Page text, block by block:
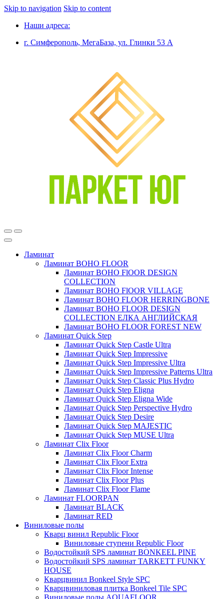
Skip to navigation Skip to content
Наши адреса:
г. Симферополь, МегаБаза, ул. Глинки 53 А
Ламинат
Ламинат BOHO FLOOR
Ламинат BOHO FlOOR DESIGN
COLLECTION
Ламинат BOHO FlOOR VILLAGE
Ламинат BOHO FLOOR HERRINGBONE
Ламинат BOHO FLOOR DESIGN
COLLECTION ЕЛКА АНГЛИЙСКАЯ
Ламинат BOHO FLOOR FOREST NEW
Ламинат Quick Step
Ламинат Quick Step Castle Ultra
Ламинат Quick Step Impressive
Ламинат Quick Step Impressive Ultra
Ламинат Quick Step Impressive Patterns Ultra
Ламинат Quick Step Classic Plus Hydro
Ламинат Quick Step Eligna
Ламинат Quick Step Eligna Wide
Ламинат Quick Step Perspective Hydro
Ламинат Quick Step Desire
Ламинат Quick Step MAJESTIC
Ламинат Quick Step MUSE Ultra
Ламинат Clix Floor
Ламинат Clix Floor Charm
Ламинат Clix Floor Extra
Ламинат Clix Floor Intense
Ламинат Clix Floor Plus
Ламинат Clix Floor Flame
Ламинат FLOORPAN
Ламинат BLACK
Ламинат RED
Виниловые полы
Кварц винил Republic Floor
Виниловые ступени Republic Floor
Водостойкий SPS ламинат BONKEEL PINE
Водостойкий SPS ламинат TARKETT FUNKY
HOUSE
Кварцвинил Bonkeel Style SPC
Кварцвиниловая плитка Bonkeel Tile SPC
Виниловые полы AQUAFLOOR